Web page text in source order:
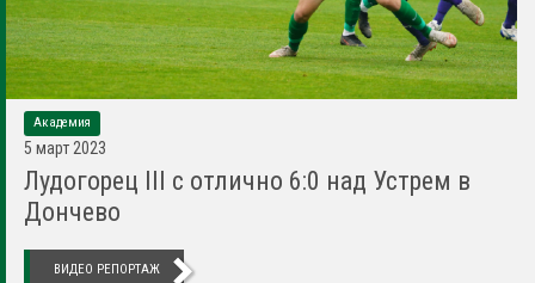
Академия
5 март 2023
Лудогорец III с отлично 6:0 над Устрем в
Дончево
ВИДЕО РЕПОРТАЖ